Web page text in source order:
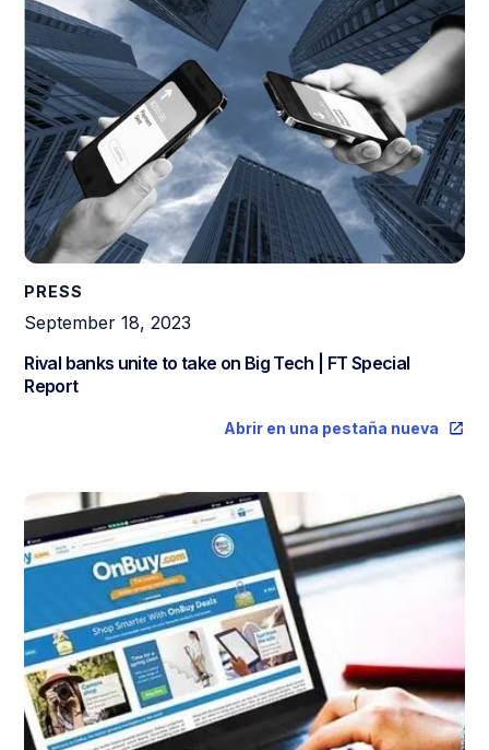
PRESS
September 18, 2023
Rival banks unite to take on Big Tech | FT Special
Report
Abrir en una pestaña nueva